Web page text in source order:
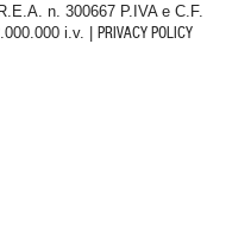
n. 300667 P.IVA e C.F.
i.v. |
PRIVACY POLICY